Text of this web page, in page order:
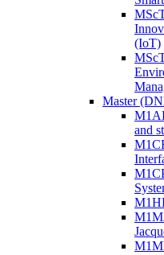
(IoT)
Master
and